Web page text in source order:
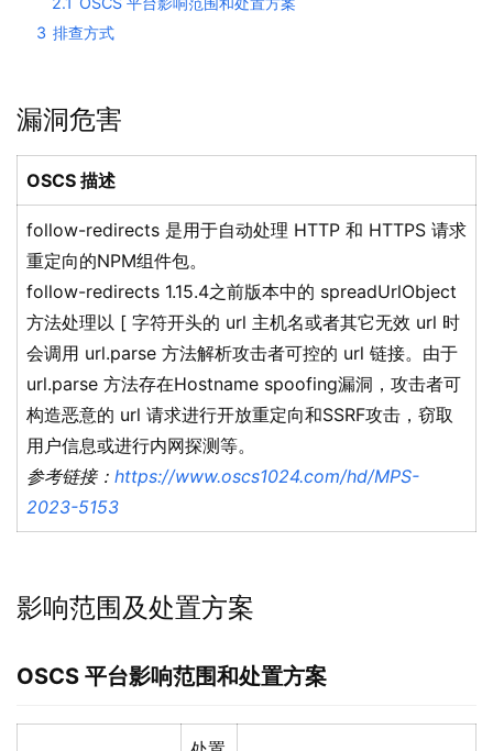
3 排查方式
漏洞危害
OSCS 描述
follow-redirects 是用于自动处理 HTTP 和 HTTPS 请求
重定向的NPM组件包。
follow-redirects 1.15.4之前版本中的 spreadUrlObject
方法处理以 [ 字符开头的 url 主机名或者其它无效 url 时
会调用 url.parse 方法解析攻击者可控的 url 链接。由于
url.parse 方法存在Hostname spoofing漏洞，攻击者可
构造恶意的 url 请求进行开放重定向和SSRF攻击，窃取
用户信息或进行内网探测等。
参考链接： https://www.oscs1024.com/hd/MPS-
2023-5153
影响范围及处置方案
OSCS 平台影响范围和处置方案